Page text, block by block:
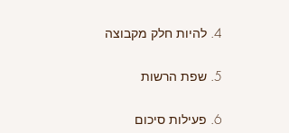
4. להיות חלק מקבוצה
5. שפת הרשות
6. פעילות סיכום